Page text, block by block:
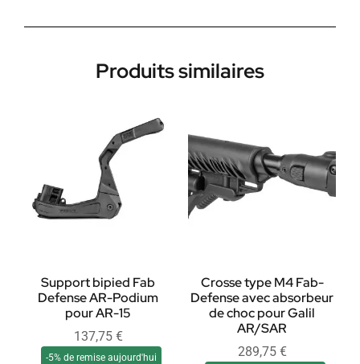
Produits similaires
Support bipied Fab
Defense AR-Podium
pour AR-15
137,75 €
-5% de remise aujourd'hui
Crosse type M4 Fab-
Defense avec absorbeur
de choc pour Galil
AR/SAR
289,75 €